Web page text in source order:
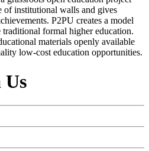
of institutional walls and gives
P2PU creates a model
formal higher education.
materials openly available
low-cost education opportunities.
Us